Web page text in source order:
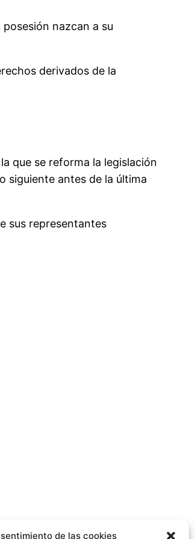
de las cookies
nazcan a su
derivados de la
que se reforma la legislación
siguiente antes de la última
sus representantes